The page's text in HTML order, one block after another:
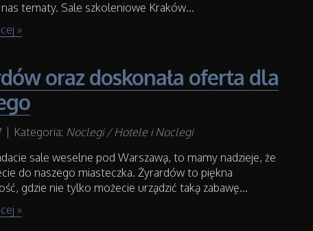
tematy. Sale szkoleniowe Kraków...
»
oraz doskonała oferta dla
Kategoria: Noclegi / Hotele i Noclegi
sale weselne pod Warszawą, to mamy nadzieje, że
do naszego miasteczka. Żyrardów to piękna
gdzie nie tylko możecie urządzić taką zabawę...
»